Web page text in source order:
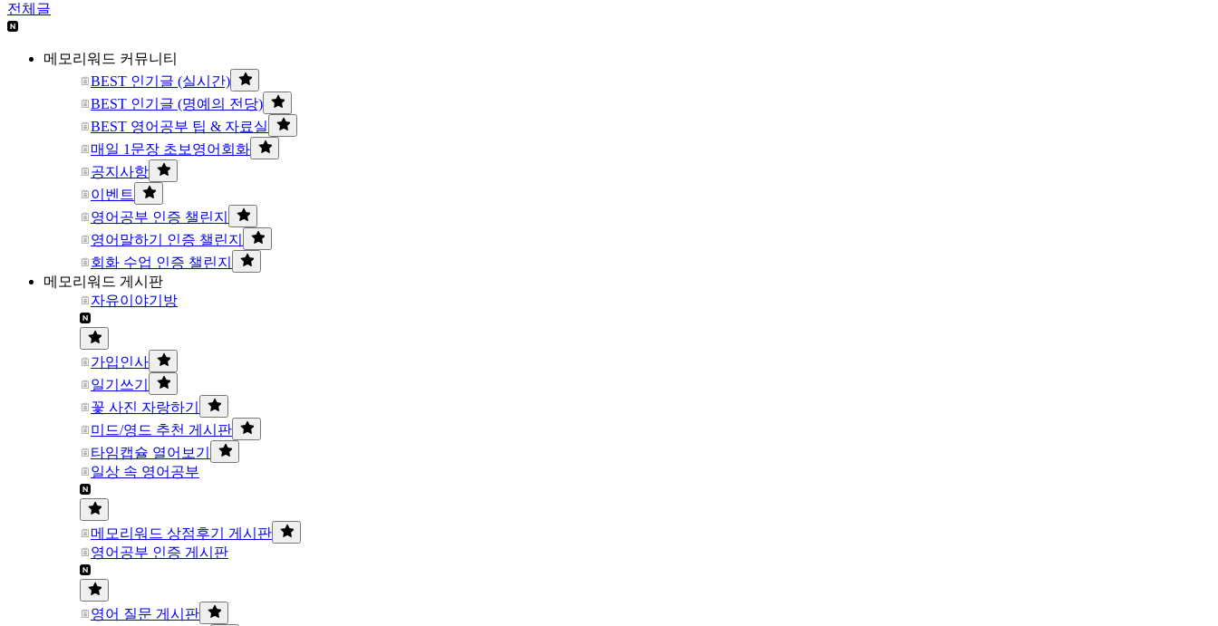
전체글
메모리워드 커뮤니티
BEST 인기글 (실시간)
BEST 인기글 (명예의 전당)
BEST 영어공부 팁 & 자료실
매일 1문장 초보영어회화
공지사항
이벤트
영어공부 인증 챌린지
영어말하기 인증 챌린지
회화 수업 인증 챌린지
메모리워드 게시판
자유이야기방
가입인사
일기쓰기
꽃 사진 자랑하기
미드/영드 추천 게시판
타임캡슐 열어보기
일상 속 영어공부
메모리워드 상점후기 게시판
영어공부 인증 게시판
영어 질문 게시판